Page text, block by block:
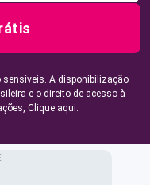
sensíveis. A disponibilização
e o direito de acesso à
Clique aqui.